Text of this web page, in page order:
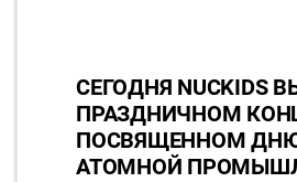
СЕГОДНЯ NUCKIDS
ПРАЗДНИЧНОМ
ПОСВЯЩЕННОМ
АТОМНОЙ